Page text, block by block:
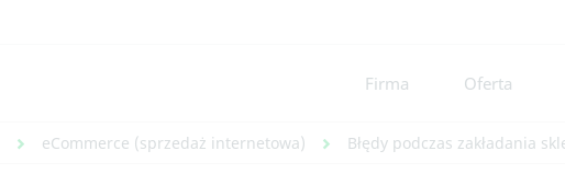
Firma Oferta
eCommerce (sprzedaż internetowa) Błędy podczas zakładania